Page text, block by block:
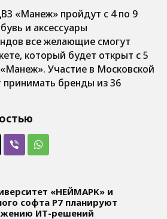
«Манеж» пройдут с 4 по 9
и аксессуары
все желающие смогут
который будет открыт с 5
Участие в Московской
бренды из 36
«НЕЙМАРК» и
софта P7 планируют
ИТ-решений